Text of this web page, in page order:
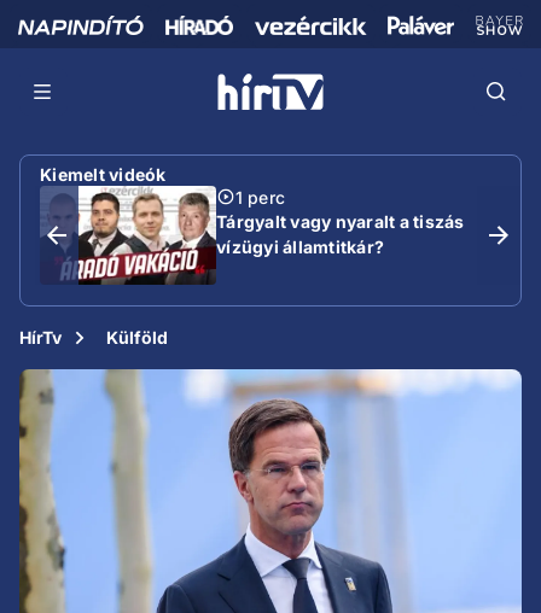
Kiemelt videók
1 perc
Tárgyalt vagy nyaralt a tiszás
vízügyi államtitkár?
HírTv Külföld